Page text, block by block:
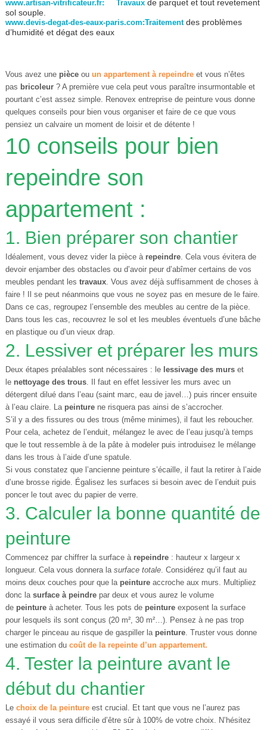
www.artisan-vitrificateur.fr: Travauxde parquet et tout revetement
sol souple.
www.devis-degat-des-eaux-paris.com:Traitementdes problèmes
d’humidité et dégat des eaux
Vous avez une pièce ou un appartement à repeindre et vous n’êtes
pas bricoleur ? A première vue cela peut vous paraître insurmontable et
pourtant c’est assez simple. Renovex entreprise de peinture vous donne
quelques conseils pour bien vous organiser et faire de ce que vous
pensiez un calvaire un moment de loisir et de détente !
10 conseils pour bien
repeindre son
appartement :
1. Bien préparer son chantier
Idéalement, vous devez vider la pièce à repeindre. Cela vous évitera de
devoir enjamber des obstacles ou d’avoir peur d’abîmer certains de vos
meubles pendant les travaux. Vous avez déjà suffisamment de choses à
faire ! Il se peut néanmoins que vous ne soyez pas en mesure de le faire.
Dans ce cas, regroupez l’ensemble des meubles au centre de la pièce.
Dans tous les cas, recouvrez le sol et les meubles éventuels d’une bâche
en plastique ou d’un vieux drap.
2. Lessiver et préparer les murs
Deux étapes préalables sont nécessaires : le lessivage des murs et
le nettoyage des trous. Il faut en effet lessiver les murs avec un
détergent dilué dans l’eau (saint marc, eau de javel…) puis rincer ensuite
à l’eau claire. La peinture ne risquera pas ainsi de s’accrocher.
S’il y a des fissures ou des trous (même minimes), il faut les reboucher.
Pour cela, achetez de l’enduit, mélangez le avec de l’eau jusqu’à temps
que le tout ressemble à de la pâte à modeler puis introduisez le mélange
dans les trous à l’aide d’une spatule.
Si vous constatez que l’ancienne peinture s’écaille, il faut la retirer à l’aide
d’une brosse rigide. Égalisez les surfaces si besoin avec de l’enduit puis
poncer le tout avec du papier de verre.
3. Calculer la bonne quantité de
peinture
Commencez par chiffrer la surface à repeindre : hauteur x largeur x
longueur. Cela vous donnera la surface totale. Considérez qu’il faut au
moins deux couches pour que la peinture accroche aux murs. Multipliez
donc la surface à peindre par deux et vous aurez le volume
de peinture à acheter. Tous les pots de peinture exposent la surface
pour lesquels ils sont conçus (20 m², 30 m²…). Pensez à ne pas trop
charger le pinceau au risque de gaspiller la peinture. Truster vous donne
une estimation du coût de la repeinte d’un appartement.
4. Tester la peinture avant le
début du chantier
Le choix de la peinture est crucial. Et tant que vous ne l’aurez pas
essayé il vous sera difficile d’être sûr à 100% de votre choix. N’hésitez